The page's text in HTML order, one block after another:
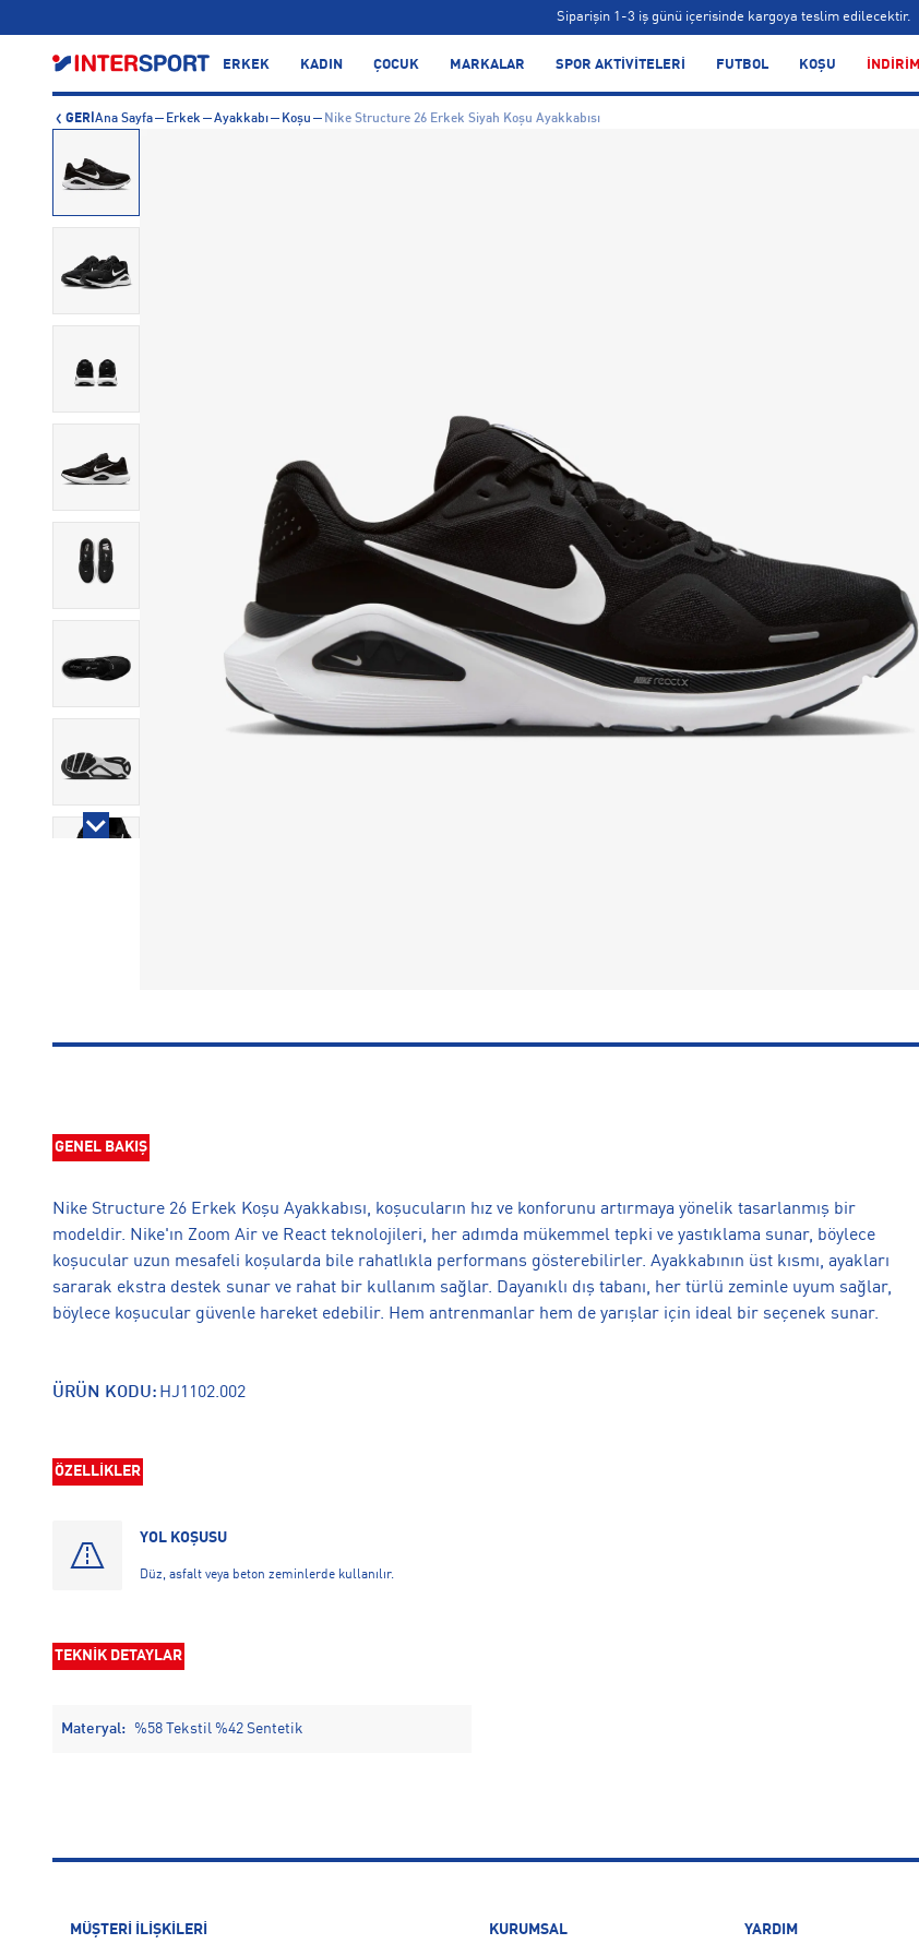
Siparişin 1-3 iş günü içerisinde kargoya teslim edilecektir.
Bonus kartlara özel vade farksız taksit seçenekleri!
ERKEK KADIN ÇOCUK MARKALAR SPOR AKTİVİTELERİ FUTBOL KOŞU İNDİRİM
GERİ Ana Sayfa Erkek Ayakkabı Koşu Nike Structure 26 Erkek Siyah Koşu Ayakkabısı
GENEL BAKIŞ
Nike Structure 26 Erkek Koşu Ayakkabısı, koşucuların hız ve konforunu artırmaya yönelik tasarlanmış bir
modeldir. Nike'ın Zoom Air ve React teknolojileri, her adımda mükemmel tepki ve yastıklama sunar, böylece
koşucular uzun mesafeli koşularda bile rahatlıkla performans gösterebilirler. Ayakkabının üst kısmı, ayakları
sararak ekstra destek sunar ve rahat bir kullanım sağlar. Dayanıklı dış tabanı, her türlü zeminle uyum sağlar,
böylece koşucular güvenle hareket edebilir. Hem antrenmanlar hem de yarışlar için ideal bir seçenek sunar.
ÜRÜN KODU: HJ1102.002
ÖZELLİKLER
YOL KOŞUSU
Düz, asfalt veya beton zeminlerde kullanılır.
TEKNİK DETAYLAR
Materyal: %58 Tekstil %42 Sentetik
MÜŞTERİ İLİŞKİLERİ KURUMSAL YARDIM